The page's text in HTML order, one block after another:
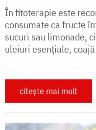
În fitoterapie este
consumate ca fructe
sucuri sau limonade,
uleiuri esenţiale,
citește mai mult